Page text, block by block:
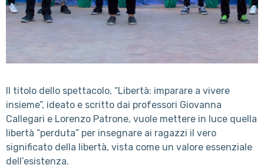
Il titolo dello spettacolo, “Libertà: imparare a vivere
insieme”, ideato e scritto dai professori Giovanna
Callegari e Lorenzo Patrone, vuole mettere in luce quella
libertà “perduta” per insegnare ai ragazzi il vero
significato della libertà, vista come un valore essenziale
dell’esistenza.